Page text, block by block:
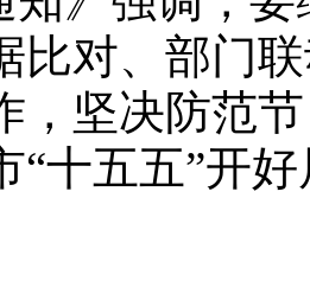
比对、部门
，坚决防范
“十五五”开